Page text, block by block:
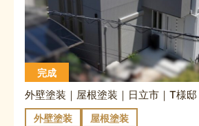
完成
外壁塗装｜屋根塗装｜日立市｜T様邸
外壁塗装 屋根塗装